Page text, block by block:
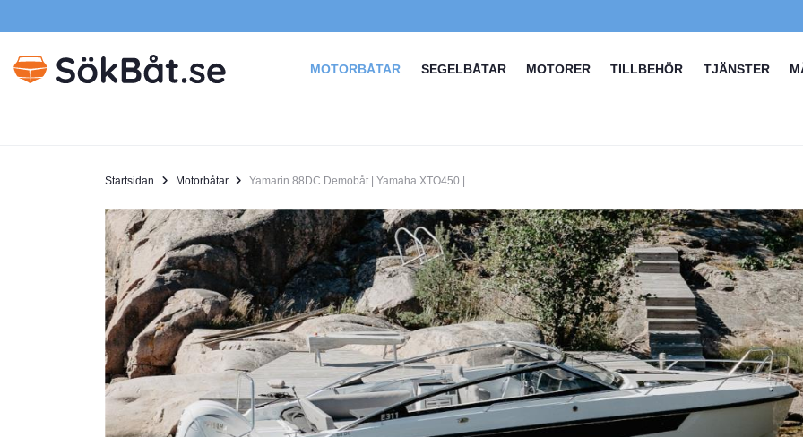
MOTORBÅTAR SEGELBÅTAR MOTORER TILLBEHÖR TJÄNSTER
Startsidan Motorbåtar Yamarin 88DC Demobåt | Yamaha XTO450 |